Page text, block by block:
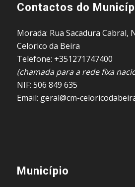
Contactos do
Morada: Rua Sacadura Cabral,
Celorico da Beira
Telefone: +351271747400
(chamada para a rede fixa
NIF: 506 849 635
Email: geral@cm-
Município